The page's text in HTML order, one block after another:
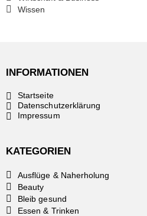
Wissen
INFORMATIONEN
Startseite
Datenschutzerklärung
Impressum
KATEGORIEN
Ausflüge & Naherholung
Beauty
Bleib gesund
Essen & Trinken